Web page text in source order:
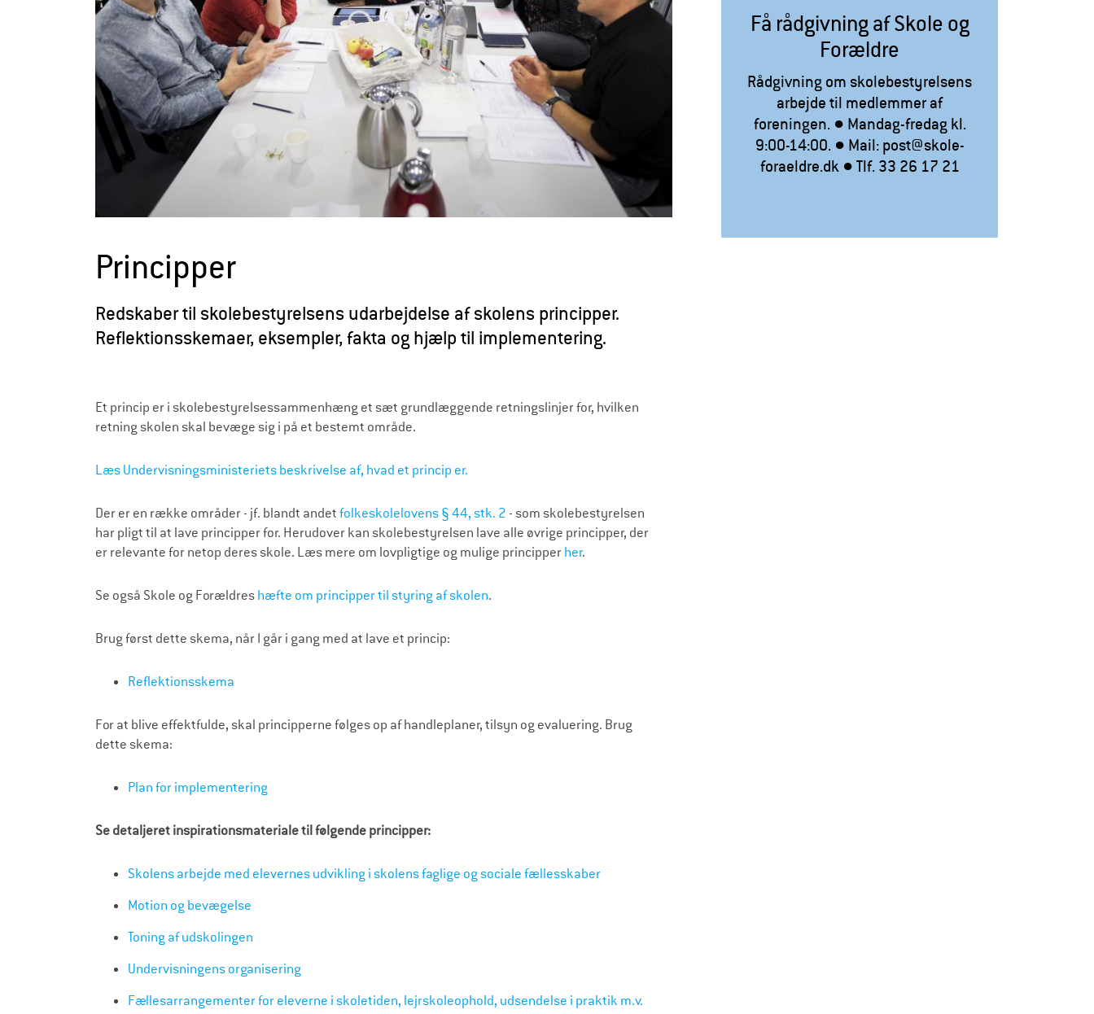
Principper
Redskaber til skolebestyrelsens udarbejdelse af skolens principper.
Reflektionsskemaer, eksempler, fakta og hjælp til implementering.
Et princip er i skolebestyrelsessammenhæng et sæt grundlæggende retningslinjer for, hvilken
retning skolen skal bevæge sig i på et bestemt område.
Læs Undervisningsministeriets beskrivelse af, hvad et princip er.
Der er en række områder - jf. blandt andetfolkeskolelovens § 44, stk. 2 - som skolebestyrelsen
har pligt til at lave principper for. Herudover kan skolebestyrelsen lave alle øvrige principper, der
er relevante for netop deres skole. Læs mere om lovpligtige og mulige principperher.
Se også Skole og Forældreshæfte om principper til styring af skolen.
Brug først dette skema, når I går i gang med at lave et princip:
Reflektionsskema
For at blive effektfulde, skal principperne følges op af handleplaner, tilsyn og evaluering. Brug
dette skema:
Plan for implementering
Se detaljeret inspirationsmateriale til følgende principper:
Skolens arbejde med elevernes udvikling i skolens faglige og sociale fællesskaber
Motion og bevægelse
Toning af udskolingen
Undervisningens organisering
Fællesarrangementer for eleverne i skoletiden, lejrskoleophold, udsendelse i praktik m.v.
Få rådgivning af Skole og
Forældre
Rådgivning om skolebestyrelsens
arbejde til medlemmer af
foreningen. ● Mandag-fredag kl.
9:00-14:00. ● Mail: post@skole-
foraeldre.dk ● Tlf. 33 26 17 21